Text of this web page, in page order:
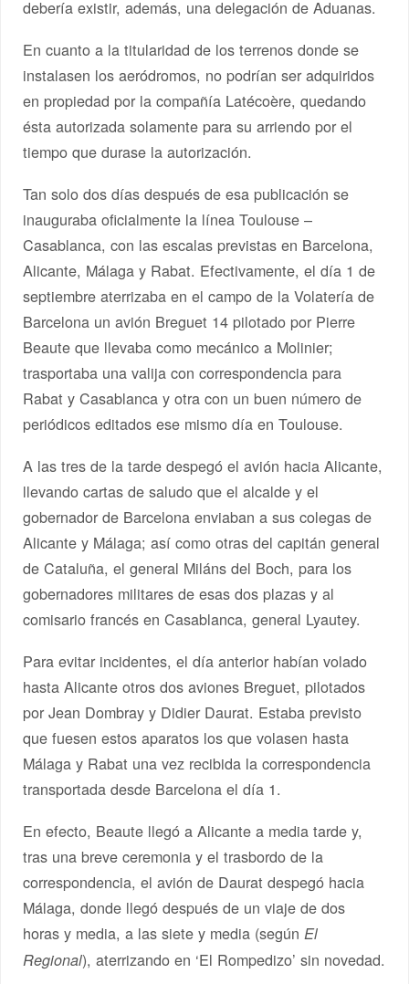
debería existir, además, una delegación de Aduanas.
En cuanto a la titularidad de los terrenos donde se
instalasen los aeródromos, no podrían ser adquiridos
en propiedad por la compañía Latécoère, quedando
ésta autorizada solamente para su arriendo por el
tiempo que durase la autorización.
Tan solo dos días después de esa publicación se
inauguraba oficialmente la línea Toulouse –
Casablanca, con las escalas previstas en Barcelona,
Alicante, Málaga y Rabat. Efectivamente, el día 1 de
septiembre aterrizaba en el campo de la Volatería de
Barcelona un avión Breguet 14 pilotado por Pierre
Beaute que llevaba como mecánico a Molinier;
trasportaba una valija con correspondencia para
Rabat y Casablanca y otra con un buen número de
periódicos editados ese mismo día en Toulouse.
A las tres de la tarde despegó el avión hacia Alicante,
llevando cartas de saludo que el alcalde y el
gobernador de Barcelona enviaban a sus colegas de
Alicante y Málaga; así como otras del capitán general
de Cataluña, el general Miláns del Boch, para los
gobernadores militares de esas dos plazas y al
comisario francés en Casablanca, general Lyautey.
Para evitar incidentes, el día anterior habían volado
hasta Alicante otros dos aviones Breguet, pilotados
por Jean Dombray y Didier Daurat. Estaba previsto
que fuesen estos aparatos los que volasen hasta
Málaga y Rabat una vez recibida la correspondencia
transportada desde Barcelona el día 1.
En efecto, Beaute llegó a Alicante a media tarde y,
tras una breve ceremonia y el trasbordo de la
correspondencia, el avión de Daurat despegó hacia
Málaga, donde llegó después de un viaje de dos
horas y media, a las siete y media (según El
Regional), aterrizando en ‘El Rompedizo’ sin novedad.